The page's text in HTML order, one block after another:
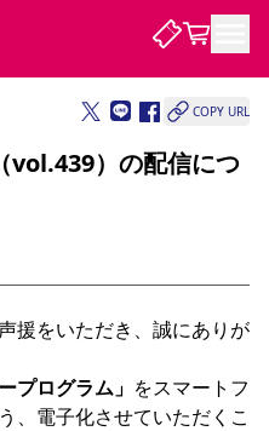
ィア情報 アクセス
レディース
格・席種
購入方法
人情報
COPY URL
vol.439）の配信につ
援をいただき、誠にありが
プログラム」 をスマートフ
、電子化させていただくこ